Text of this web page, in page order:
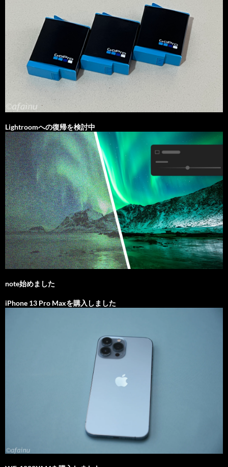
Lightroomへの復帰を検討中
note始めました
iPhone 13 Pro Maxを購入しました